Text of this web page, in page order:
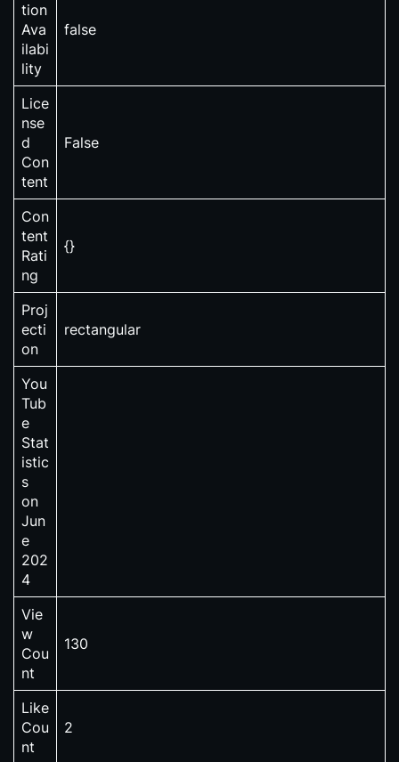
tion
Ava
ilabi
lity
false
Lice
nse
d
Con
tent
False
Con
tent
Rati
ng
{}
Proj
ecti
on
rectangular
You
Tub
e
Stat
istic
s
on
Jun
e
202
4
Vie
w
Cou
nt
130
Like
Cou
nt
2